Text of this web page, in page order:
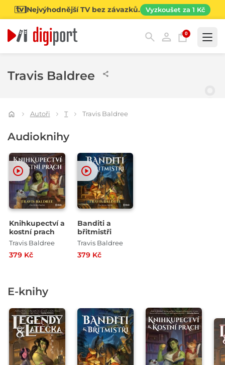
Nejvýhodnější TV bez závazků. Vyzkoušet za 1 Kč
0
Travis Baldree
Autoři T Travis Baldree
Audioknihy
Knihkupectví a
kostní prach
Travis Baldree
379 Kč
Banditi a
břitmistři
Travis Baldree
379 Kč
E-knihy